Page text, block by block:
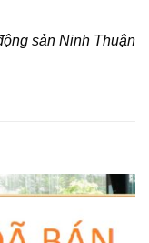
sản Ninh Thuận